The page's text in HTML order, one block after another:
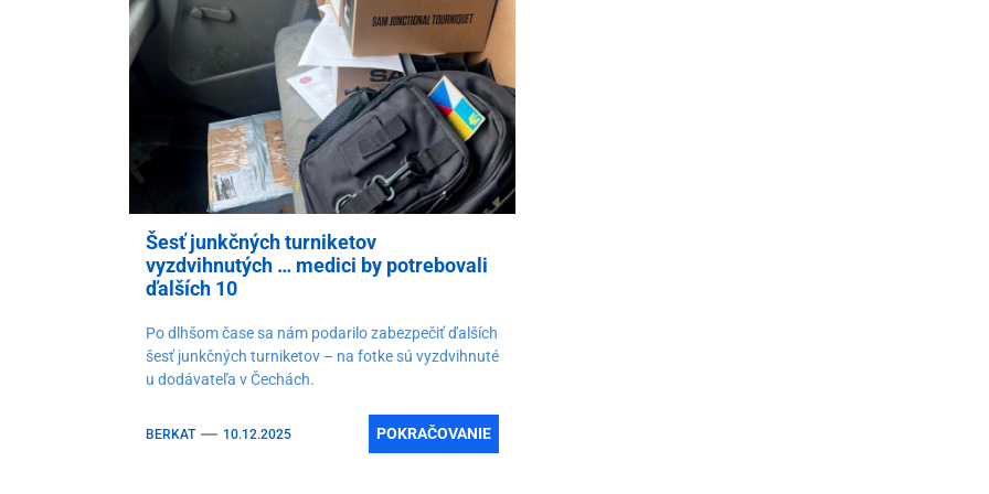
Spolu za víťazstvom: zdravotnícky materiál zachráni životy ukrajinských
Starlinky pre ukrajinských obrancov – lebo bez komunikácie a informácií
Autá pre ľudí v Ukrajine – pomôžme humanitárnym centrám aj vojakom
Turnikety zachraňujú životy – pomôžme 2× vďaka výrobe priamo na Ukrajine
Šesť junkčných turniketov
vyzdvihnutých … medici by potrebovali
ďalších 10
Po dlhšom čase sa nám podarilo zabezpečiť ďalších
šesť junkčných turniketov – na fotke sú vyzdvihnuté
u dodávateľa v Čechách.
BERKAT 10.12.2025 POKRAČOVANIE